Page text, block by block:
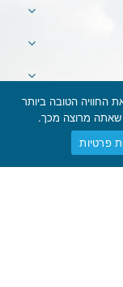
החוויה הטובה ביותר
מרוצה מכך.
פרטיות